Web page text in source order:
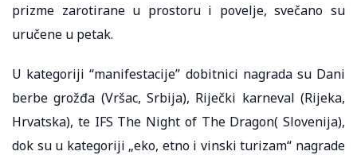
prizme zarotirane u prostoru i povelje, svečano su
uručene u petak.
U kategoriji “manifestacije” dobitnici nagrada su Dani
berbe grožđa (Vršac, Srbija), Riječki karneval (Rijeka,
Hrvatska), te IFS The Night of The Dragon( Slovenija),
dok su u kategoriji „eko, etno i vinski turizam“ nagrade